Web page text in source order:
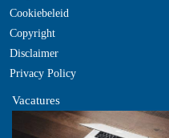
Cookiebeleid
Copyright
Disclaimer
Privacy Policy
Vacatures